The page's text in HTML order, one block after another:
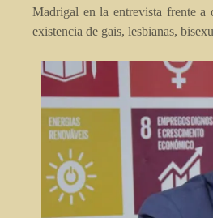
Madrigal en la entrevista frente a
existencia de gais, lesbianas,